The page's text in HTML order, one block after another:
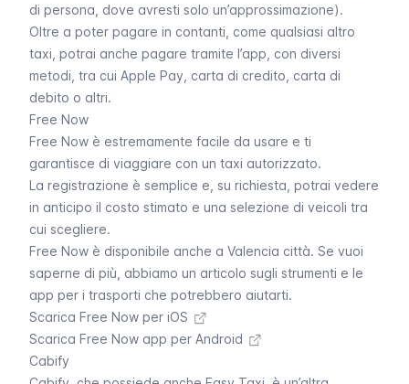
di persona, dove avresti solo un’approssimazione).
Oltre a poter pagare in contanti, come qualsiasi altro
taxi, potrai anche pagare tramite l’app, con diversi
metodi, tra cui Apple Pay, carta di credito, carta di
debito o altri.
Free Now
Free Now è estremamente facile da usare e ti
garantisce di viaggiare con un taxi autorizzato.
La registrazione è semplice e, su richiesta, potrai vedere
in anticipo il costo stimato e una selezione di veicoli tra
cui scegliere.
Free Now è disponibile anche a Valencia città. Se vuoi
saperne di più, abbiamo un articolo sugli strumenti e le
app per i trasporti che potrebbero aiutarti.
Scarica Free Now per iOS
Scarica Free Now app per Android
Cabify